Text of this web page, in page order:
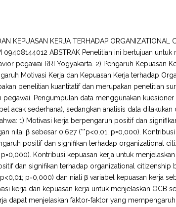
KEPUASAN KERJA TERHADAP ORGANIZATIONAL
09408144012 ABSTRAK Penelitian ini bertujuan
pegawai RRI Yogyakarta. 2) Pengaruh Kepuasan
Motivasi Kerja dan Kepuasan Kerja terhadap
penelitian kuantitatif dan merupakan penelitian
Pengumpulan data menggunakan
acak sederhana), sedangkan analisis data
1) Motivasi kerja berpengaruh positif dan
nilai β sebesar 0,627 (**p<0,01; p=0,000).
positif dan signifikan terhadap organizational
Kontribusi kepuasan kerja untuk
dan signifikan terhadap organizational citizenship
p=0,000) dan niali β variabel kepuasan kerja
kerja dan kepuasan kerja untuk menjelaskan OCB
dapat menjelaskan faktor-faktor yang